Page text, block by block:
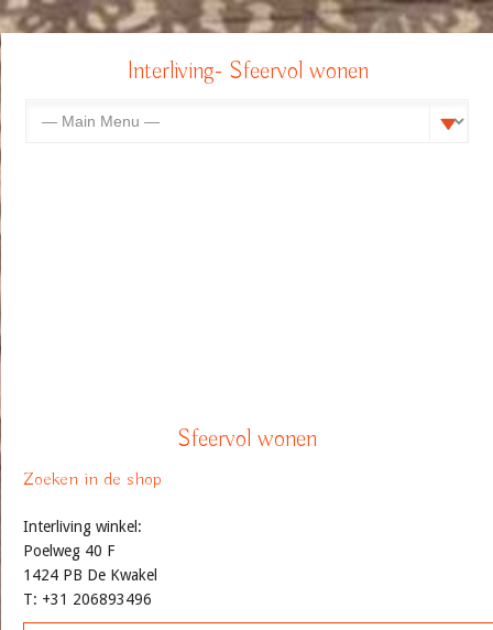
Interliving- Sfeervol wonen
Sfeervol wonen
Zoeken in de shop
Interliving winkel:
Poelweg 40 F
1424 PB De Kwakel
T: +31 206893496